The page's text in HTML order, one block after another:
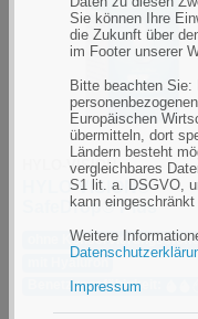
Sie können Ihre
die Zukunft über
im Footer unserer
Bitte beachten Sie:
Europäischen
übermitteln, dort
Ländern besteht
vergleichbares
S1 lit. a. DSGVO,
kann
Weitere
Impressum
HYLO-VISION
HYLO-VISION®
SafeDrop® Plus
ohne
Benetzungs­fähigkeit: